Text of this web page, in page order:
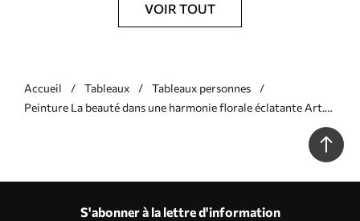
VOIR TOUT
Accueil Tableaux
Tableaux personnes
Peinture La beauté dans une harmonie florale éclatante Art.
S'abonner à la lettre d'information